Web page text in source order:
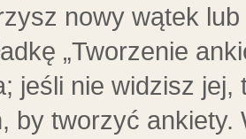
nowy wątek
„Tworzenie
jeśli nie widzisz
by tworzyć ankiety.